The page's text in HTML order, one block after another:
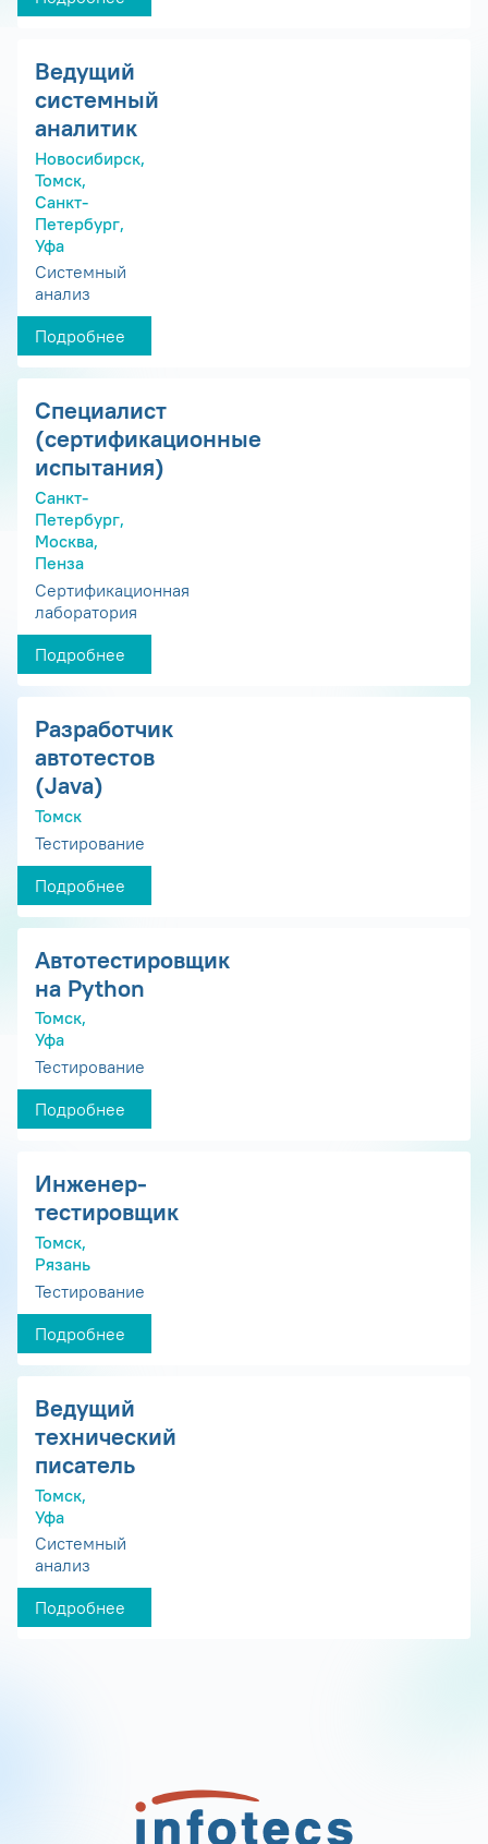
Ведущий
системный
аналитик
Новосибирск,
Томск,
Санкт-
Петербург,
Уфа
Системный
анализ
Подробнее
Специалист
(сертификационные
испытания)
Санкт-
Петербург,
Москва,
Пенза
Сертификационная
лаборатория
Подробнее
Разработчик
автотестов
(Java)
Томск
Тестирование
Подробнее
Автотестировщик
на Python
Томск,
Уфа
Тестирование
Подробнее
Инженер-
тестировщик
Томск,
Рязань
Тестирование
Подробнее
Ведущий
технический
писатель
Томск,
Уфа
Системный
анализ
Подробнее